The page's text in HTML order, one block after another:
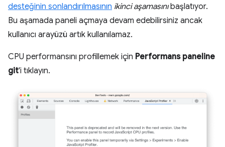
desteğinin sonlandırılmasının ikinci aşamasınıbaşlatıyor.
Bu aşamada paneli açmaya devam edebilirsiniz ancak
kullanıcı arayüzü artık kullanılamaz.
CPU performansını profillemek için Performans paneline
git'i tıklayın.